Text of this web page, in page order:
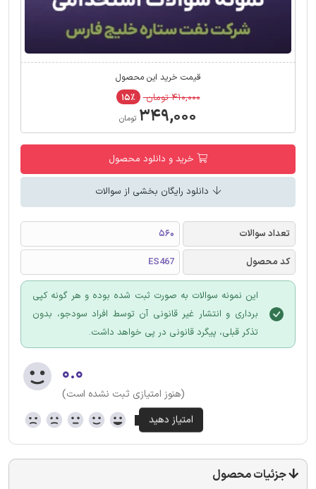
قیمت خرید این محصول
۴۱۰,۰۰۰ تومان ۱۵٪
۳۴۹,۰۰۰ تومان
خرید و دانلود محصول
دانلود رایگان بخشی از سوالات
تعداد سوالات
560
کد محصول
ES467
این نمونه سوالات به صورت ثبت شده بوده و هر گونه کپی
برداری و انتشار غیر قانونی آن توسط افراد سودجو، بدون
تذکر قبلی، پیگرد قانونی در پی خواهد داشت.
۰.۰
(هنوز امتیازی ثبت نشده است)
جزئیات محصول